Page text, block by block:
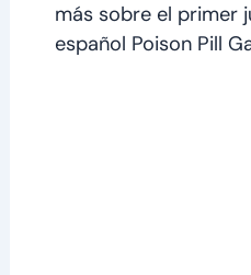
más sobre el primer
español Poison Pill